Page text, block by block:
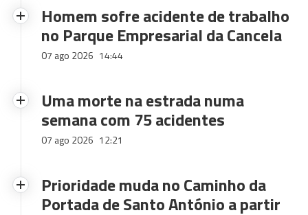
Homem sofre acidente de trabalho
no Parque Empresarial da Cancela
07 ago 2026 14:44
Uma morte na estrada numa
semana com 75 acidentes
07 ago 2026 12:21
Prioridade muda no Caminho da
Portada de Santo António a partir